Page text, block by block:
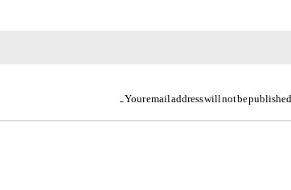
Your email address will not be published.